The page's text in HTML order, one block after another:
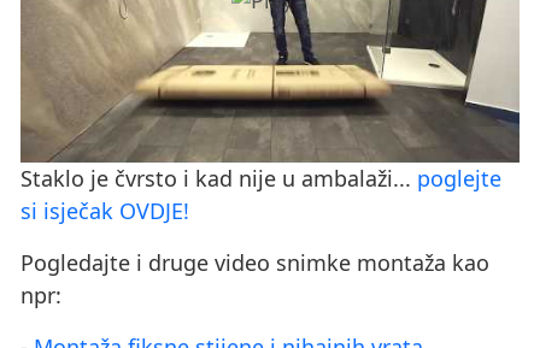
Staklo je čvrsto i kad nije u ambalaži... poglejte
si isječak OVDJE!
Pogledajte i druge video snimke montaža kao
npr: